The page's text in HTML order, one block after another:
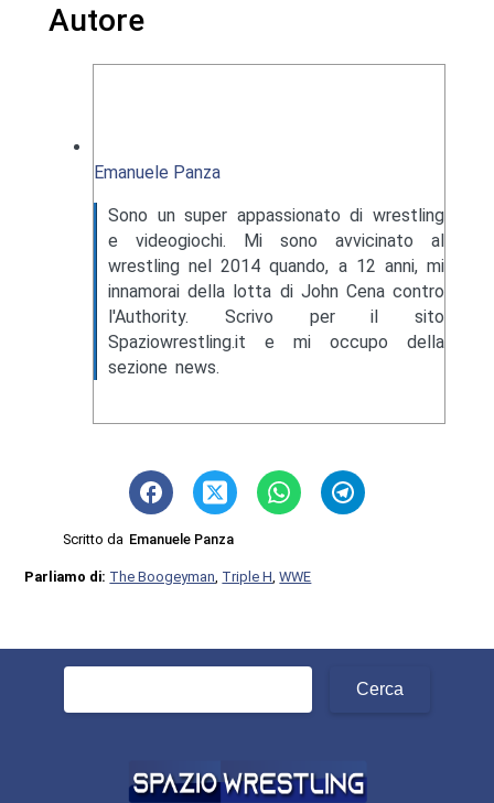
Autore
Emanuele Panza
Sono un super appassionato di wrestling
e videogiochi. Mi sono avvicinato al
wrestling nel 2014 quando, a 12 anni, mi
innamorai della lotta di John Cena contro
l'Authority. Scrivo per il sito
Spaziowrestling.it e mi occupo della
sezione news.
Scritto da Emanuele Panza
Parliamo di: The Boogeyman Triple H ,WWE